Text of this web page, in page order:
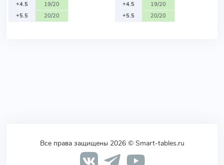
+4.5
19/20
+5.5
20/20
+4.5
19/20
+5.5
20/20
Все права защищены 2026 © Smart-tables.ru